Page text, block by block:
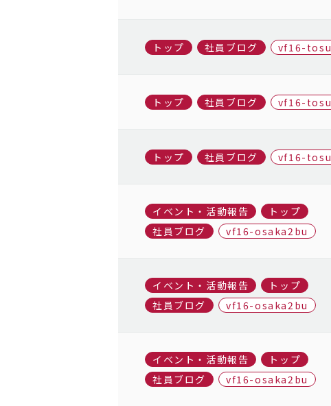
トップ 社員ブログ vf16-tosu
トップ 社員ブログ vf16-tosu
トップ 社員ブログ vf16-tosu
イベント・活動報告
トップ
社員ブログ
vf16-osaka2bu
イベント・活動報告
トップ
社員ブログ
vf16-osaka2bu
イベント・活動報告
トップ
社員ブログ
vf16-osaka2bu